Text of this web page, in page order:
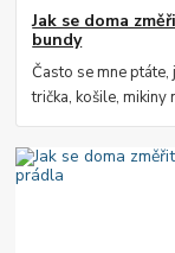
Jak se doma
bundy
Často se mne
trička, košile,